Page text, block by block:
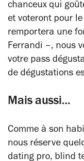
chanceux qui
et voteront pour
remportera une
Ferrandi –, nous
votre pass
de dégustations
Mais aussi...
Comme à son
nous réserve
dating pro, blind